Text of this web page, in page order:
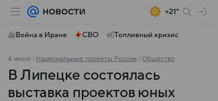
+21°
Война в Иране СВО Топливный кризис
4 июня Национальные проекты России Общество
В Липецке состоялась
выставка проектов юных